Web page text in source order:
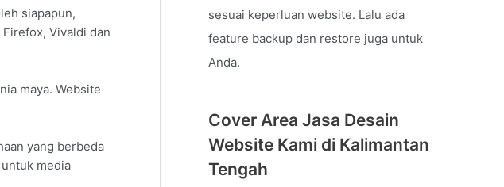
siapapun,
Vivaldi dan
maya. Website
yang berbeda
media
sesuai keperluan website. Lalu ada
feature backup dan restore juga untuk
Anda.
Cover Area Jasa Desain
Website Kami di Kalimantan
Tengah